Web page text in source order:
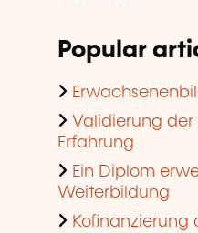
Popular
Validierung
Erfahrung
Ein Diplom
Weiterbildung
Kofinanzierung